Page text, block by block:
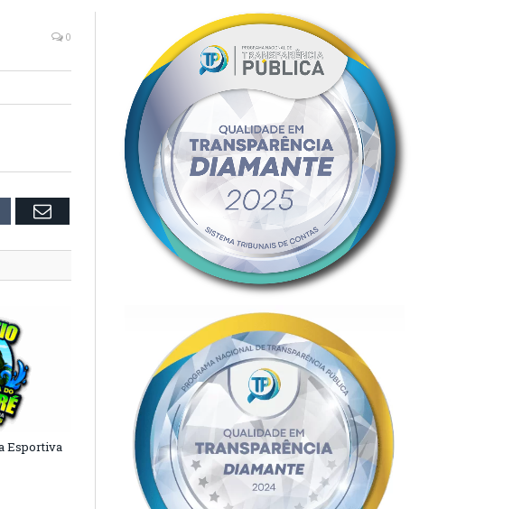
0
Email
Esportiva